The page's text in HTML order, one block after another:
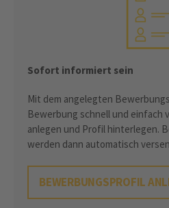
Sofort informiert sein
Mit dem angelegten
Bewerbung schnell und einfach
anlegen und Profil hinterlegen.
werden dann automatisch
BEWERBUNGSPROFIL